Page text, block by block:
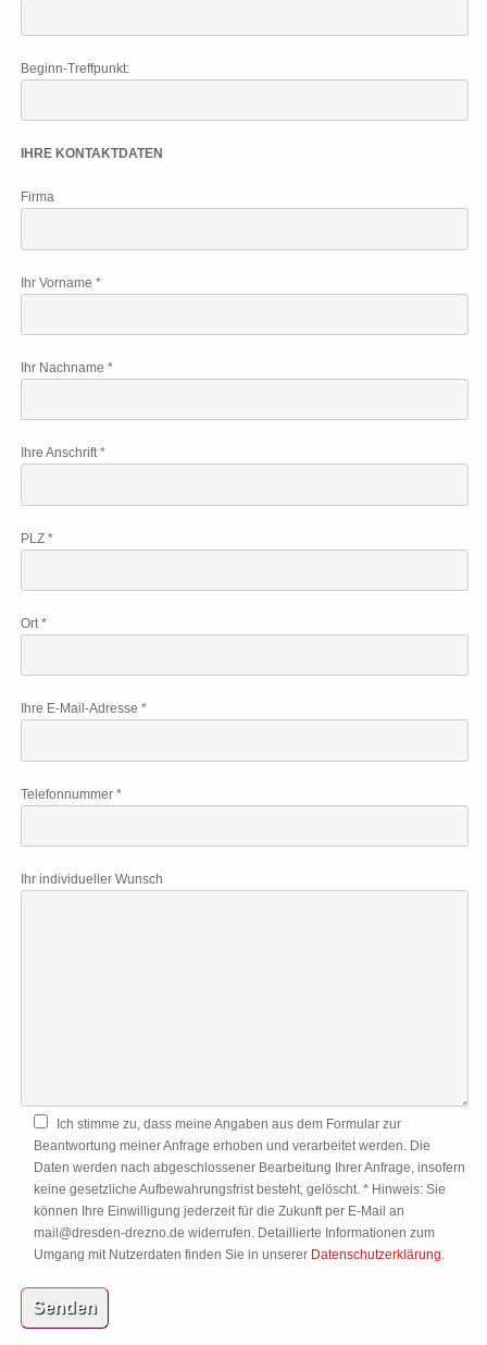
Beginn-Treffpunkt:
IHRE KONTAKTDATEN
Firma
Ihr Vorname *
Ihr Nachname *
Ihre Anschrift *
PLZ *
Ort *
Ihre E-Mail-Adresse *
Telefonnummer *
Ihr individueller Wunsch
Ich stimme zu, dass meine Angaben aus dem Formular zur
Beantwortung meiner Anfrage erhoben und verarbeitet werden. Die
Daten werden nach abgeschlossener Bearbeitung Ihrer Anfrage, insofern
keine gesetzliche Aufbewahrungsfrist besteht, gelöscht. * Hinweis: Sie
können Ihre Einwilligung jederzeit für die Zukunft per E-Mail an
mail@dresden-drezno.de widerrufen. Detaillierte Informationen zum
Umgang mit Nutzerdaten finden Sie in unserer Datenschutzerklärung